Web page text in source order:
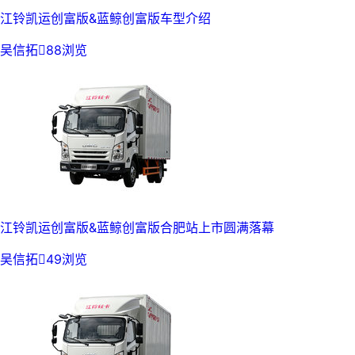
江铃凯运创富版&蓝鲸创富版车型介绍
吴信拓88浏览
江铃凯运创富版&蓝鲸创富版合肥站上市圆满落幕
吴信拓49浏览